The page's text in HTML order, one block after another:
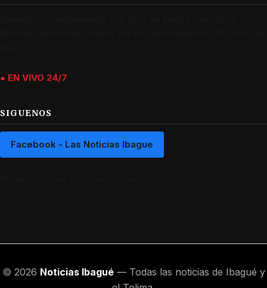
● EN VIVO 24/7
SIGUENOS
Facebook - Las Noticias Ibague
© 2026 Noticias Ibagué— Todas las noticias de Ibagué y